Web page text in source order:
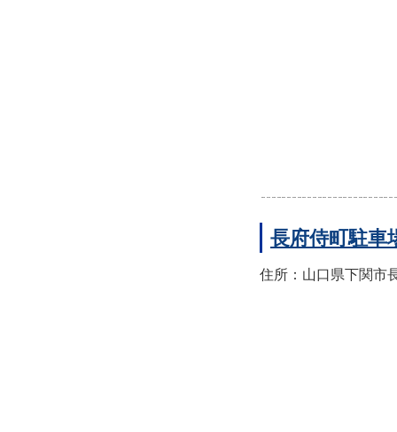
長府侍町駐車
住所：山口県下関市